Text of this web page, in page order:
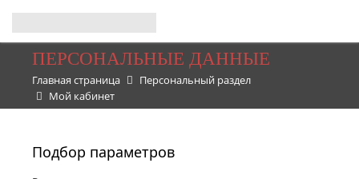
ПЕРСОНАЛЬНЫЕ ДАННЫЕ
Главная страница
Персональный раздел
Мой кабинет
Подбор параметров